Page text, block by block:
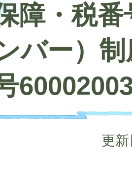
障・税番
バー）
更